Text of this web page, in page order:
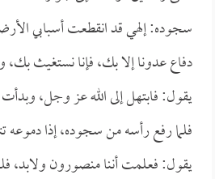
سجوده: إلهي قد انقطعت أسبابي
دفاع عدونا إلا بك، فإنا نستغيث
يقول: فابتهل إلى الله عز وجل،
فلما رفع رأسه من سجوده، إذا دموعه
يقول: فعلمت أننا منصورون ولابد،